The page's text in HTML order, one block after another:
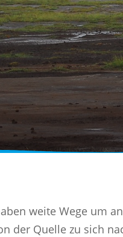
weite Wege um
der Quelle zu sich